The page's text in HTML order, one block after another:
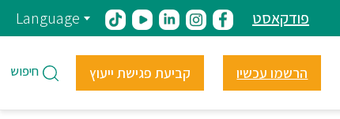
פודקאסט Language
הרשמו עכשיו קביעת פגישת ייעוץ חיפוש